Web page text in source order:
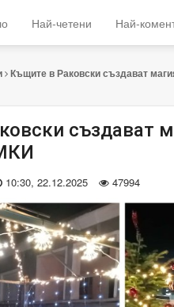
Най-четени Най-
Къщите в Раковски създават
създават
10:30, 22.12.2025 47994